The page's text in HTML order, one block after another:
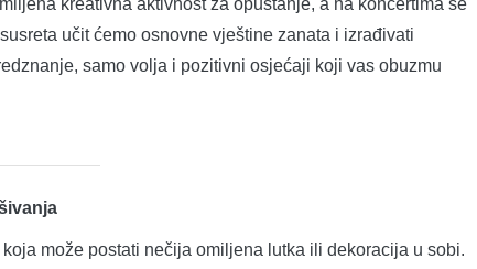
učit ćemo osnovne vještine zanata i izrađivati
samo volja i pozitivni osjećaji koji vas obuzmu
može postati nečija omiljena lutka ili dekoracija u sobi.